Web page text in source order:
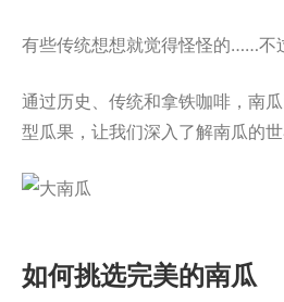
有些传统想想就觉得怪怪的……不
通过历史、传统和拿铁咖啡，南
型瓜果，让我们深入了解南瓜的世
如何挑选完美的南瓜